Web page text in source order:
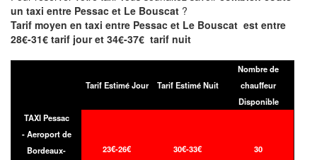
un taxi entre Pessac et Le Bouscat ?
Tarif moyen en taxi entre Pessac et Le Bouscat est entre
28€-31€ tarif jour et 34€-37€ tarif nuit
Tarif Estimé Jour Tarif Estimé Nuit
Nombre de
chauffeur
Disponible
TAXI Pessac
- Aeroport de
Bordeaux-
23€-26€ 30€-33€ 30